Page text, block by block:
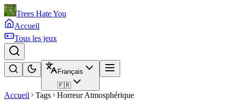
Trees Hate You
Accueil
Tous les jeux
Français
🇫🇷
Accueil Tags Horreur Atmosphérique